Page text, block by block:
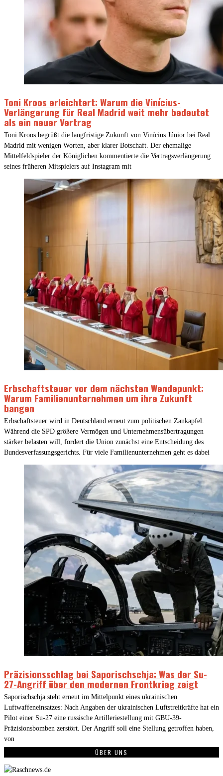
Toni Kroos erleichtert: Warum die Vinícius-
Verlängerung für Real Madrid weit mehr bedeutet
als ein neuer Vertrag
Toni Kroos begrüßt die langfristige Zukunft von Vinícius Júnior bei Real
Madrid mit wenigen Worten, aber klarer Botschaft. Der ehemalige
Mittelfeldspieler der Königlichen kommentierte die Vertragsverlängerung
seines früheren Mitspielers auf Instagram mit
Erbschaftsteuer vor dem nächsten Wendepunkt:
Warum Familienunternehmen um ihre Zukunft
bangen
Erbschaftsteuer wird in Deutschland erneut zum politischen Zankapfel.
Während die SPD größere Vermögen und Unternehmensübertragungen
stärker belasten will, fordert die Union zunächst eine Entscheidung des
Bundesverfassungsgerichts. Für viele Familienunternehmen geht es dabei
Präzisionsschlag bei Saporischschja: Was der Su-
27-Angriff über den modernen Frontkrieg zeigt
Saporischschja steht erneut im Mittelpunkt eines ukrainischen
Luftwaffeneinsatzes: Nach Angaben der ukrainischen Luftstreitkräfte hat ein
Pilot einer Su-27 eine russische Artilleriestellung mit GBU-39-
Präzisionsbomben zerstört. Der Angriff soll eine Stellung getroffen haben,
von
ÜBER UNS